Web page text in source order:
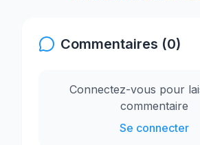
Commentaires (0)
Connectez-vous pour
commentaire
Se connecter